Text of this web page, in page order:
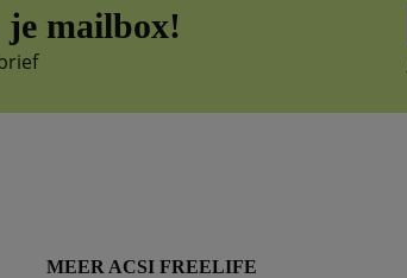
je mailbox!
MEER ACSI FREELIFE